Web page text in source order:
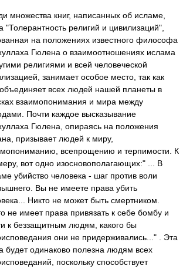
множества книг, написанных об исламе,
"Толерантность религий и цивилизаций",
на положениях известного философа
Гюлена о взаимоотношениях ислама
религиями и всей человеческой
занимает особое место, так как
всех людей нашей планеты в
взаимопонимания и мира между
Почти каждое высказывание
Гюлена, опираясь на положения
призывает людей к миру,
всепрощению и терпимости. К
вот одно изосновополагающих:" ... В
убийство человека - шаг против воли
Вы не имеете права убить
Никто не может быть смертником.
не имеет права привязать к себе бомбу и
к беззащитным людям, какого бы
они не придерживались..." . Эта
будет одинаково полезна людям всех
поскольку способствует